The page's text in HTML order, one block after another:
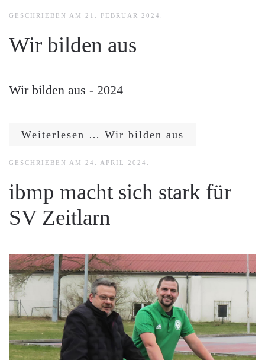
GESCHRIEBEN AM 21. FEBRUAR 2024
Wir bilden aus
Wir bilden aus - 2024
Weiterlesen … Wir bilden aus
GESCHRIEBEN AM 24. APRIL 2024
ibmp macht sich stark für
SV Zeitlarn